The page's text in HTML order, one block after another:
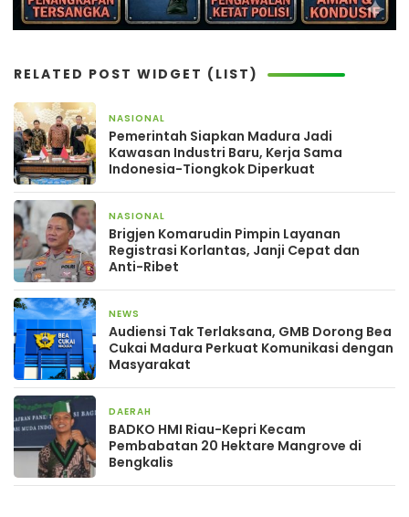
RELATED POST WIDGET (LIST)
NASIONAL
Pemerintah Siapkan Madura Jadi
Kawasan Industri Baru, Kerja Sama
Indonesia-Tiongkok Diperkuat
NASIONAL
Brigjen Komarudin Pimpin Layanan
Registrasi Korlantas, Janji Cepat dan
Anti-Ribet
NEWS
Audiensi Tak Terlaksana, GMB Dorong Bea
Cukai Madura Perkuat Komunikasi dengan
Masyarakat
DAERAH
BADKO HMI Riau-Kepri Kecam
Pembabatan 20 Hektare Mangrove di
Bengkalis